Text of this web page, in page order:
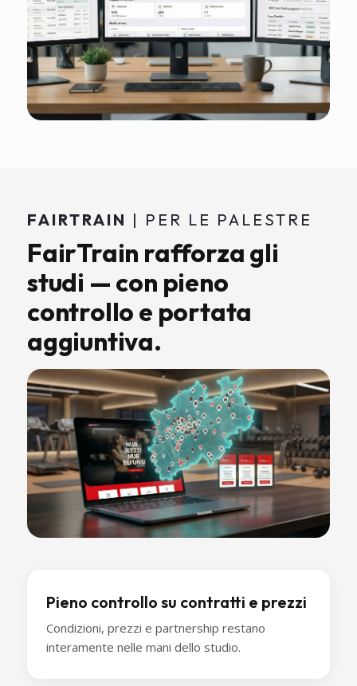
FAIRTRAIN | PER LE PALESTRE
FairTrain rafforza gli
studi — con pieno
controllo e portata
aggiuntiva.
Pieno controllo su contratti e prezzi
Condizioni, prezzi e partnership restano
interamente nelle mani dello studio.